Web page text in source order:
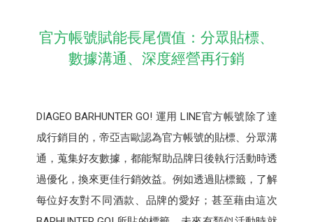
官方帳號賦能長尾價值：分眾貼標、
數據溝通、深度經營再行銷
DIAGEO BARHUNTER GO! 運用 LINE官方帳號除了達
成行銷目的，帝亞吉歐認為官方帳號的貼標、分眾溝
通，蒐集好友數據，都能幫助品牌日後執行活動時透
過優化，換來更佳行銷效益。例如透過貼標籤，了解
每位好友對不同酒款、品牌的愛好；甚至藉由這次